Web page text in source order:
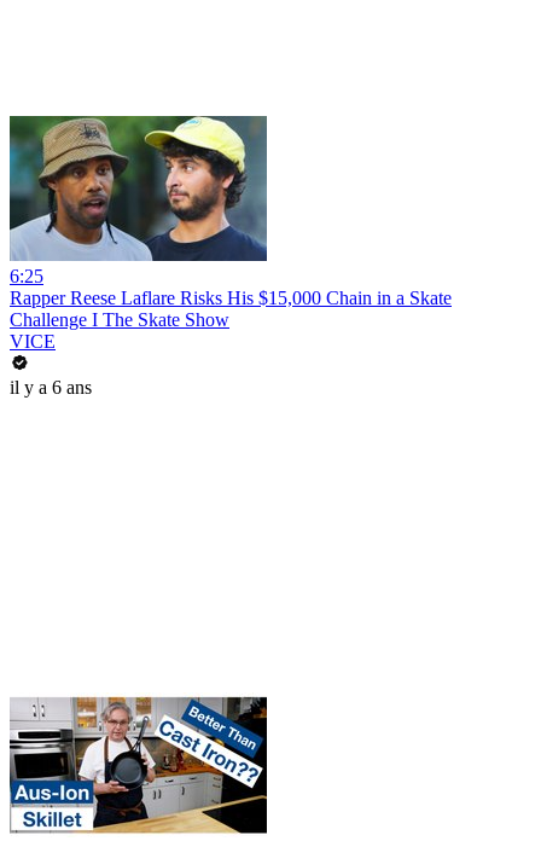
6:25
Rapper Reese Laflare Risks His $15,000 Chain in a Skate
Challenge I The Skate Show
VICE
il y a 6 ans